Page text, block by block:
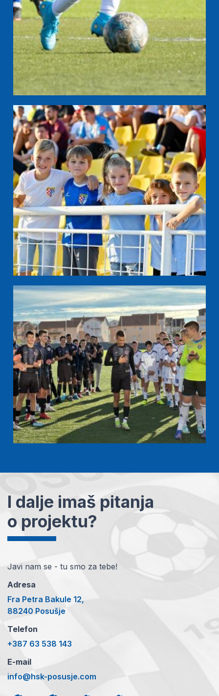
I dalje imaš pitanja
o projektu?
Javi nam se - tu smo za tebe!
Adresa
Fra Petra Bakule 12,
88240 Posušje
Telefon
+387 63 538 143
E-mail
info@hsk-posusje.com